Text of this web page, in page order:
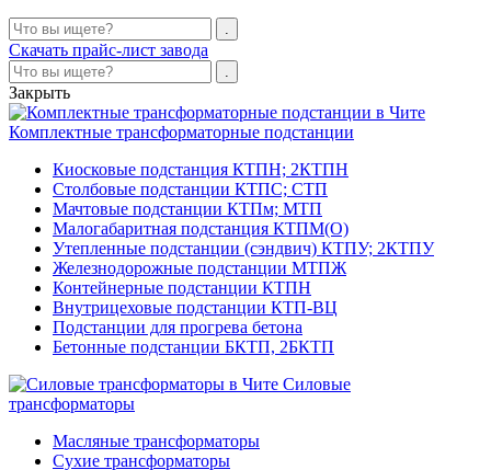
Скачать прайс-лист завода
Закрыть
Комплектные трансформаторные подстанции
Киосковые подстанция КТПН; 2КТПН
Столбовые подстанции КТПС; СТП
Мачтовые подстанции КТПм; МТП
Малогабаритная подстанция КТПМ(О)
Утепленные подстанции (сэндвич) КТПУ; 2КТПУ
Железнодорожные подстанции МТПЖ
Контейнерные подстанции КТПН
Внутрицеховые подстанции КТП-ВЦ
Подстанции для прогрева бетона
Бетонные подстанции БКТП, 2БКТП
Силовые
трансформаторы
Масляные трансформаторы
Сухие трансформаторы